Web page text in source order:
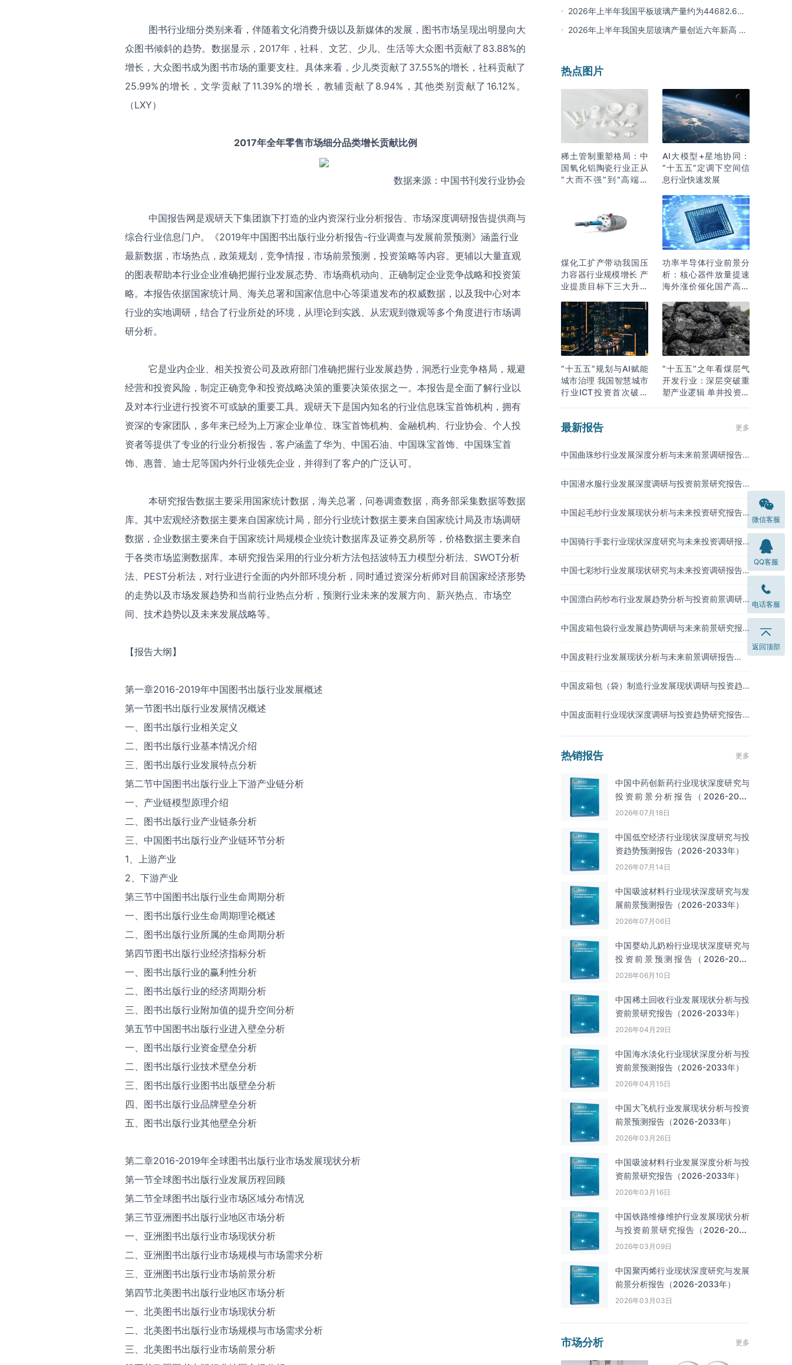
图书行业细分类别来看，伴随着文化消费升级以及新媒体的发展，图书市场呈现出明显向大
众图书倾斜的趋势。数据显示，2017年，社科、文艺、少儿、生活等大众图书贡献了83.88%的
增长，大众图书成为图书市场的重要支柱。具体来看，少儿类贡献了37.55%的增长，社科贡献了
25.99%的增长，文学贡献了11.39%的增长，教辅贡献了8.94%，其他类别贡献了16.12%。
（LXY）
2017年全年零售市场细分品类增长贡献比例
数据来源：中国书刊发行业协会
中国报告网是观研天下集团旗下打造的业内资深行业分析报告、市场深度调研报告提供商与
综合行业信息门户。《2019年中国图书出版行业分析报告-行业调查与发展前景预测》涵盖行业
最新数据，市场热点，政策规划，竞争情报，市场前景预测，投资策略等内容。更辅以大量直观
的图表帮助本行业企业准确把握行业发展态势、市场商机动向、正确制定企业竞争战略和投资策
略。本报告依据国家统计局、海关总署和国家信息中心等渠道发布的权威数据，以及我中心对本
行业的实地调研，结合了行业所处的环境，从理论到实践、从宏观到微观等多个角度进行市场调
研分析。
它是业内企业、相关投资公司及政府部门准确把握行业发展趋势，洞悉行业竞争格局，规避
经营和投资风险，制定正确竞争和投资战略决策的重要决策依据之一。本报告是全面了解行业以
及对本行业进行投资不可或缺的重要工具。观研天下是国内知名的行业信息珠宝首饰机构，拥有
资深的专家团队，多年来已经为上万家企业单位、珠宝首饰机构、金融机构、行业协会、个人投
资者等提供了专业的行业分析报告，客户涵盖了华为、中国石油、中国珠宝首饰、中国珠宝首
饰、惠普、迪士尼等国内外行业领先企业，并得到了客户的广泛认可。
本研究报告数据主要采用国家统计数据，海关总署，问卷调查数据，商务部采集数据等数据
库。其中宏观经济数据主要来自国家统计局，部分行业统计数据主要来自国家统计局及市场调研
数据，企业数据主要来自于国家统计局规模企业统计数据库及证券交易所等，价格数据主要来自
于各类市场监测数据库。本研究报告采用的行业分析方法包括波特五力模型分析法、SWOT分析
法、PEST分析法，对行业进行全面的内外部环境分析，同时通过资深分析师对目前国家经济形势
的走势以及市场发展趋势和当前行业热点分析，预测行业未来的发展方向、新兴热点、市场空
间、技术趋势以及未来发展战略等。
【报告大纲】
第一章2016-2019年中国图书出版行业发展概述
第一节图书出版行业发展情况概述
一、图书出版行业相关定义
二、图书出版行业基本情况介绍
三、图书出版行业发展特点分析
第二节中国图书出版行业上下游产业链分析
一、产业链模型原理介绍
二、图书出版行业产业链条分析
三、中国图书出版行业产业链环节分析
1、上游产业
2、下游产业
第三节中国图书出版行业生命周期分析
一、图书出版行业生命周期理论概述
二、图书出版行业所属的生命周期分析
第四节图书出版行业经济指标分析
一、图书出版行业的赢利性分析
二、图书出版行业的经济周期分析
三、图书出版行业附加值的提升空间分析
第五节中国图书出版行业进入壁垒分析
一、图书出版行业资金壁垒分析
二、图书出版行业技术壁垒分析
三、图书出版行业图书出版壁垒分析
四、图书出版行业品牌壁垒分析
五、图书出版行业其他壁垒分析
第二章2016-2019年全球图书出版行业市场发展现状分析
第一节全球图书出版行业发展历程回顾
第二节全球图书出版行业市场区域分布情况
第三节亚洲图书出版行业地区市场分析
一、亚洲图书出版行业市场现状分析
二、亚洲图书出版行业市场规模与市场需求分析
三、亚洲图书出版行业市场前景分析
第四节北美图书出版行业地区市场分析
一、北美图书出版行业市场现状分析
二、北美图书出版行业市场规模与市场需求分析
三、北美图书出版行业市场前景分析
比下降8% 其中广东、浙江和安徽分别排名前三
2026年上半年我国平板玻璃产量约为44682.6万
重量箱 同比下降5.7% 其中河北产量最多 占比
2026年上半年我国夹层玻璃产量创近六年新高 约
热点图片
稀土管制重塑格局：中
国氧化铝陶瓷行业正从
“大而不强”到“高端突
AI大模型+星地协同：
“十五五”定调下空间信
息行业快速发展
煤化工扩产带动我国压
力容器行业规模增长 产
业提质目标下三大升级
功率半导体行业前景分
析：核心器件放量提速
海外涨价催化国产高端
“十五五”规划与AI赋能
城市治理 我国智慧城市
行业ICT投资首次破万
“十五五”之年看煤层气
开发行业：深层突破重
塑产业逻辑 单井投资成
最新报告 更多
中国曲珠纱行业发展深度分析与未来前景调研报告
中国潜水服行业发展深度调研与投资前景研究报告
中国起毛纱行业发展现状分析与未来投资研究报告
中国骑行手套行业现状深度研究与未来投资调研报
中国七彩纱行业发展现状研究与未来投资调研报告
中国漂白药纱布行业发展趋势分析与投资前景调研
中国皮箱包袋行业发展趋势调研与未来前景研究报
中国皮鞋行业发展现状分析与未来前景调研报告
中国皮箱包（袋）制造行业发展现状调研与投资趋
中国皮面鞋行业现状深度调研与投资趋势研究报告
热销报告 更多
中国中药创新药行业现状深度研究与
投资前景分析报告（2026-2033
年）
2026年07月18日
中国低空经济行业现状深度研究与投
资趋势预测报告（2026-2033年）
2026年07月14日
中国吸波材料‌‌‌行业现状深度研究与发
展前景预测报告（2026-2033年）
2026年07月06日
中国婴幼儿奶粉行业现状深度研究与
投资前景预测报告（2026-2033
年）
2026年06月10日
中国‌‌稀土回收‌‌行业发展现状分析与投
资前景研究报告（2026-2033年）
2026年04月29日
中国海水淡化行业现状深度分析与投
资前景预测报告（2026-2033年）
2026年04月15日
中国大飞机行业发展现状分析与投资
前景预测报告（2026-2033年）
2026年03月26日
中国吸波材料行业发展深度分析与投
资前景研究报告（2026-2033年）
2026年03月16日
中国铁路维修维护行业发展现状分析
与投资前景研究报告（2026-2033
年）
2026年03月09日
中国聚丙烯行业现状深度研究与发展
前景分析报告（2026-2033年）
2026年03月03日
市场分析 更多
微信客服
QQ客服
电话客服
返回顶部